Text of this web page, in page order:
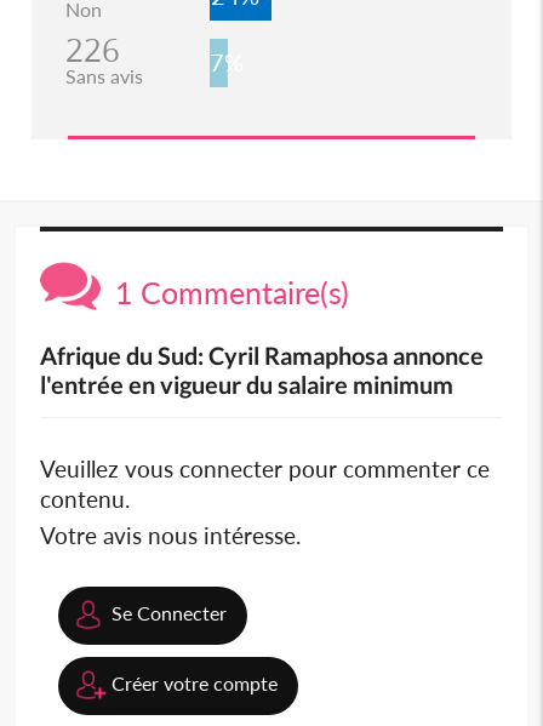
Non
226
Sans avis 7%
1 Commentaire(s)
Afrique du Sud: Cyril Ramaphosa annonce
l'entrée en vigueur du salaire minimum
Veuillez vous connecter pour commenter ce
contenu.
Votre avis nous intéresse.
Se Connecter
Créer votre compte